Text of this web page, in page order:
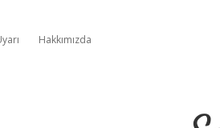
Hakkımızda